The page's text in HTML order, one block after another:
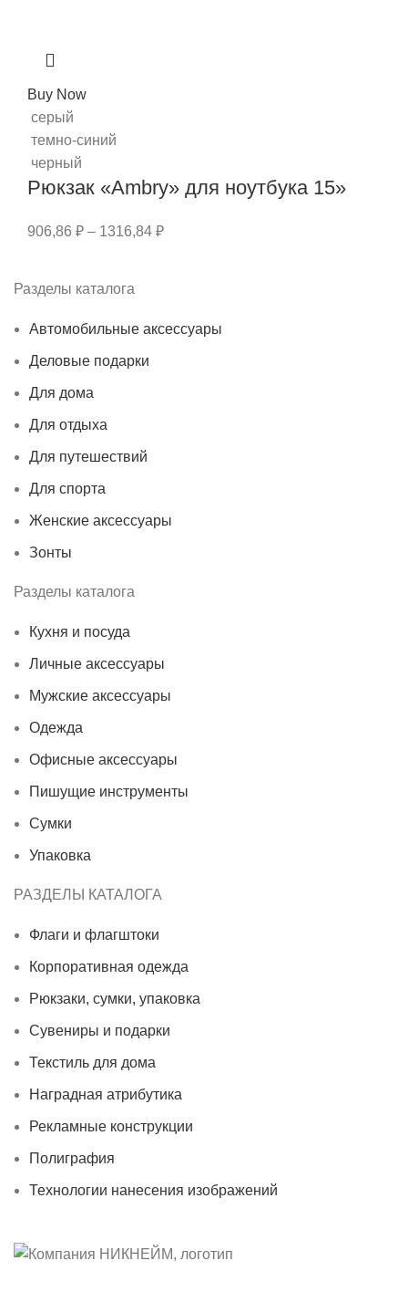
Buy Now
серый
темно-синий
черный
Рюкзак «Ambry» для ноутбука 15»
906,86 ₽ – 1316,84 ₽
Разделы каталога
Автомобильные аксессуары
Деловые подарки
Для дома
Для отдыха
Для путешествий
Для спорта
Женские аксессуары
Зонты
Разделы каталога
Кухня и посуда
Личные аксессуары
Мужские аксессуары
Одежда
Офисные аксессуары
Пишущие инструменты
Сумки
Упаковка
РАЗДЕЛЫ КАТАЛОГА
Флаги и флагштоки
Корпоративная одежда
Рюкзаки, сумки, упаковка
Сувениры и подарки
Текстиль для дома
Наградная атрибутика
Рекламные конструкции
Полиграфия
Технологии нанесения изображений